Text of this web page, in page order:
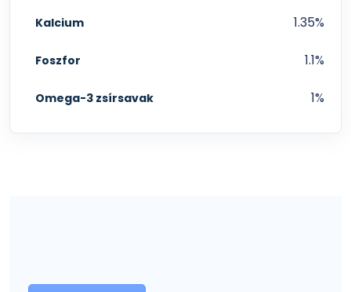
Kalcium 1.35%
Foszfor 1.1%
Omega-3 zsírsavak 1%